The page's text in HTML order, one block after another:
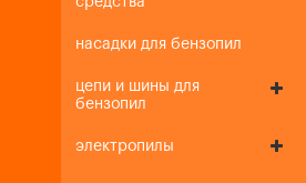
насадки для бензопил
цепи и шины для
бензопил
электропилы